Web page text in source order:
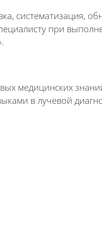
систематизация,
при
медицинских
в лучевой